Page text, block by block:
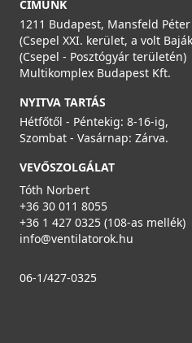
CÍMÜNK
1211 Budapest, Mansfeld
(Csepel XXI. kerület, a volt
(Csepel - Posztógyár területén)
Multikomplex Budapest Kft.
NYITVA TARTÁS
Hétfőtől - Péntekig: 8-16-ig,
Szombat - Vasárnap: Zárva.
VEVŐSZOLGÁLAT
Tóth Norbert
+36 30 011 8055
+36 1 427 0325 (108-as mellék)
info@ventilatorok.hu
06-1/427-0325